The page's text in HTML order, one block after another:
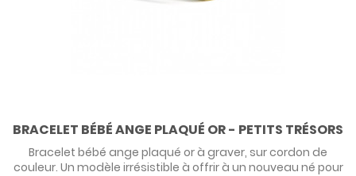
BRACELET BÉBÉ ANGE PLAQUÉ OR - PETITS TRÉSORS
Bracelet bébé ange plaqué or à graver, sur cordon de
couleur. Un modèle irrésistible à offrir à un nouveau né pour